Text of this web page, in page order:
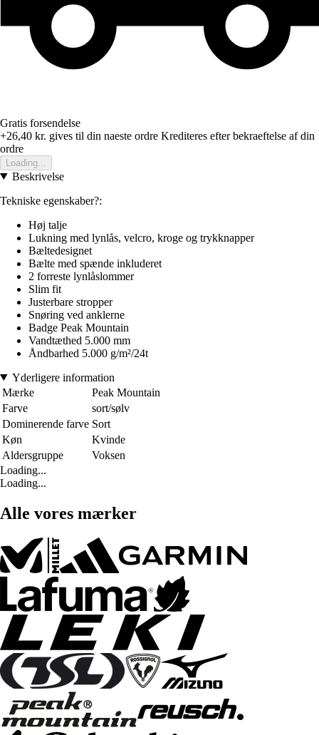
Gratis forsendelse
+26,40 kr. gives til din naeste ordre Krediteres efter bekraeftelse af din
ordre
Loading...
Beskrivelse
Tekniske egenskaber?:
Høj talje
Lukning med lynlås, velcro, kroge og trykknapper
Bæltedesignet
Bælte med spænde inkluderet
2 forreste lynlåslommer
Slim fit
Justerbare stropper
Snøring ved anklerne
Badge Peak Mountain
Vandtæthed 5.000 mm
Åndbarhed 5.000 g/m²/24t
Yderligere information
Mærke
Peak Mountain
Farve
sort/sølv
Dominerende farve Sort
Køn
Kvinde
Aldersgruppe
Voksen
Loading...
Loading...
Alle vores mærker